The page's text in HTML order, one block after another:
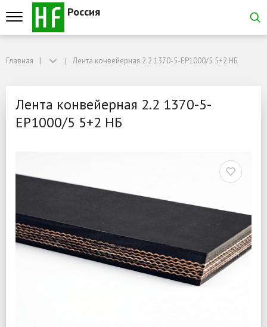
Россия
Лента конвейерная 2.2 1370-5-EP1000/5 5+2 НБ
Главная Лента конвейерная 2.2 1370-5-EP1000/5 5+2 НБ
Лента конвейерная 2.2 1370-5-
EP1000/5 5+2 НБ